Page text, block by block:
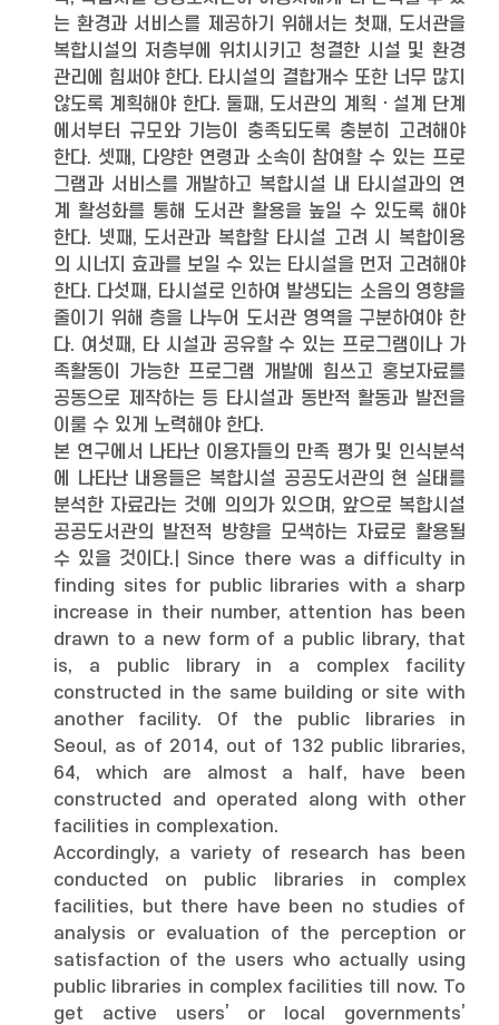
는 환경과 서비스를 제공하기 위해서는 첫째, 도서관을
복합시설의 저층부에 위치시키고 청결한 시설 및 환경
관리에 힘써야 한다. 타시설의 결합개수 또한 너무 많지
않도록 계획해야 한다. 둘째, 도서관의 계획ㆍ설계 단계
에서부터 규모와 기능이 충족되도록 충분히 고려해야
한다. 셋째, 다양한 연령과 소속이 참여할 수 있는 프로
그램과 서비스를 개발하고 복합시설 내 타시설과의 연
계 활성화를 통해 도서관 활용을 높일 수 있도록 해야
한다. 넷째, 도서관과 복합할 타시설 고려 시 복합이용
의 시너지 효과를 보일 수 있는 타시설을 먼저 고려해야
한다. 다섯째, 타시설로 인하여 발생되는 소음의 영향을
줄이기 위해 층을 나누어 도서관 영역을 구분하여야 한
다. 여섯째, 타 시설과 공유할 수 있는 프로그램이나 가
족활동이 가능한 프로그램 개발에 힘쓰고 홍보자료를
공동으로 제작하는 등 타시설과 동반적 활동과 발전을
이룰 수 있게 노력해야 한다.
본 연구에서 나타난 이용자들의 만족 평가 및 인식분석
에 나타난 내용들은 복합시설 공공도서관의 현 실태를
분석한 자료라는 것에 의의가 있으며, 앞으로 복합시설
공공도서관의 발전적 방향을 모색하는 자료로 활용될
수 있을 것이다.| Since there was a difficulty in
finding sites for public libraries with a sharp
increase in their number, attention has been
drawn to a new form of a public library, that
is, a public library in a complex facility
constructed in the same building or site with
another facility. Of the public libraries in
Seoul, as of 2014, out of 132 public libraries,
64, which are almost a half, have been
constructed and operated along with other
facilities in complexation.
Accordingly, a variety of research has been
conducted on public libraries in complex
facilities, but there have been no studies of
analysis or evaluation of the perception or
satisfaction of the users who actually using
public libraries in complex facilities till now. To
get active users’ or local governments’